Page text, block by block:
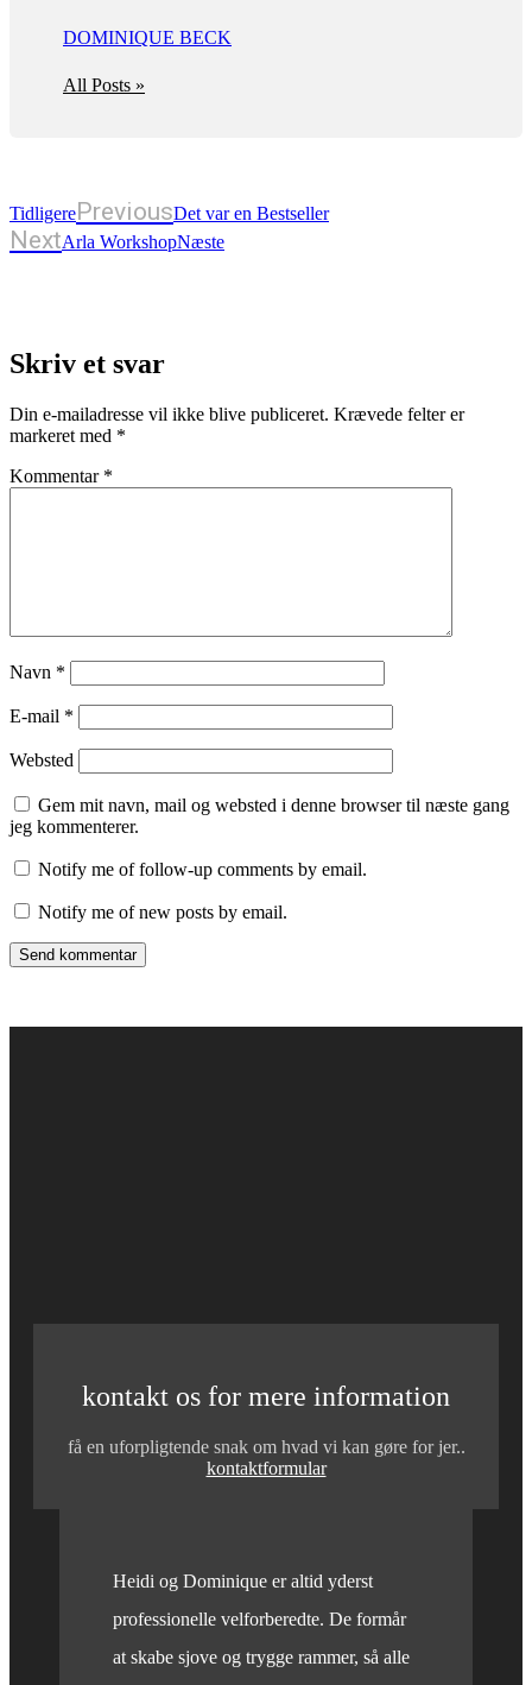
DOMINIQUE BECK
All Posts »
TidligerePreviousDet var en Bestseller
NextArla WorkshopNæste
Skriv et svar
Din e-mailadresse vil ikke blive publiceret. Krævede felter er
markeret med *
Kommentar *
Navn *
E-mail *
Websted
Gem mit navn, mail og websted i denne browser til næste gang
jeg kommenterer.
Notify me of follow-up comments by email.
Notify me of new posts by email.
kontakt os for mere information
få en uforpligtende snak om hvad vi kan gøre for jer..
kontaktformular
Heidi og Dominique er altid yderst
professionelle velforberedte. De formår
at skabe sjove og trygge rammer, så alle